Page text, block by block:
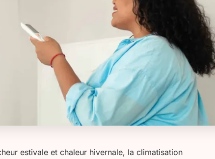
estivale et chaleur hivernale, la climatisation